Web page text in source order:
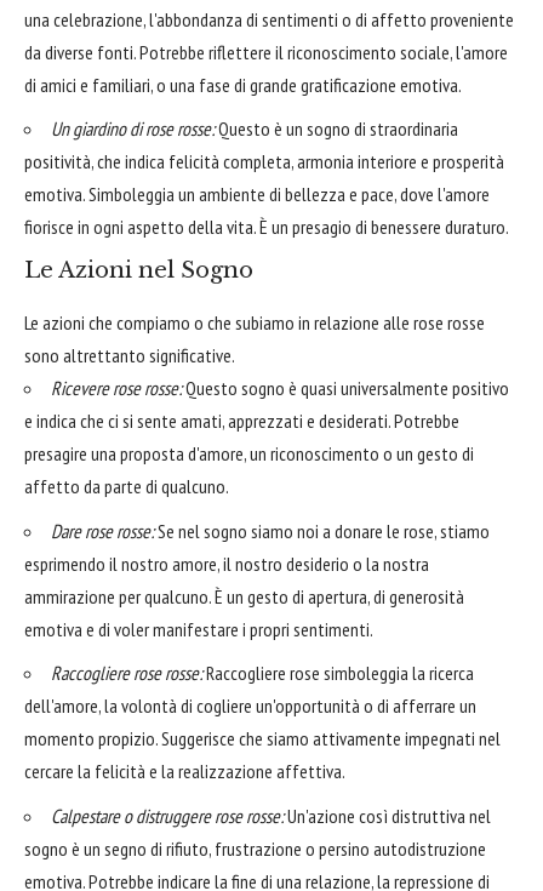
una celebrazione, l'abbondanza di sentimenti o di affetto proveniente
da diverse fonti. Potrebbe riflettere il riconoscimento sociale, l'amore
di amici e familiari, o una fase di grande gratificazione emotiva.
Un giardino di rose rosse:Questo è un sogno di straordinaria
positività, che indica felicità completa, armonia interiore e prosperità
emotiva. Simboleggia un ambiente di bellezza e pace, dove l'amore
fiorisce in ogni aspetto della vita. È un presagio di benessere duraturo.
Le Azioni nel Sogno
Le azioni che compiamo o che subiamo in relazione alle rose rosse
sono altrettanto significative.
Ricevere rose rosse:Questo sogno è quasi universalmente positivo
e indica che ci si sente amati, apprezzati e desiderati. Potrebbe
presagire una proposta d'amore, un riconoscimento o un gesto di
affetto da parte di qualcuno.
Dare rose rosse:Se nel sogno siamo noi a donare le rose, stiamo
esprimendo il nostro amore, il nostro desiderio o la nostra
ammirazione per qualcuno. È un gesto di apertura, di generosità
emotiva e di voler manifestare i propri sentimenti.
Raccogliere rose rosse:Raccogliere rose simboleggia la ricerca
dell'amore, la volontà di cogliere un'opportunità o di afferrare un
momento propizio. Suggerisce che siamo attivamente impegnati nel
cercare la felicità e la realizzazione affettiva.
Calpestare o distruggere rose rosse:Un'azione così distruttiva nel
sogno è un segno di rifiuto, frustrazione o persino autodistruzione
emotiva. Potrebbe indicare la fine di una relazione, la repressione di